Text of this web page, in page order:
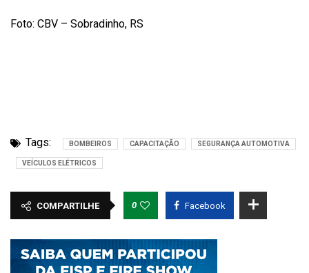
Foto: CBV – Sobradinho, RS
Tags: BOMBEIROS CAPACITAÇÃO SEGURANÇA AUTOMOTIVA
VEÍCULOS ELÉTRICOS
COMPARTILHE 0 Facebook